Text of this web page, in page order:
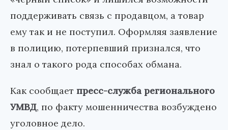
поддерживать связь с продавцом, а товар
ему так и не поступил. Оформляя заявление
в полицию, потерпевший признался, что
знал о такого рода способах обмана.
Как сообщает пресс-служба регионального
УМВД, по факту мошенничества возбуждено
уголовное дело.